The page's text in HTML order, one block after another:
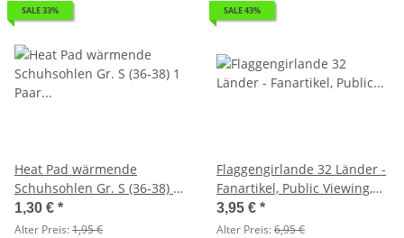
SALE 33%
Heat Pad wärmende
Schuhsohlen Gr. S (36-38) 1
Paar Fußwärmer
Einlegesohlen für warme
1,30 € *
Alter Preis:1,95 €
SALE 43%
Flaggengirlande 32 Länder -
Fanartikel, Public Viewing,
Girlande
3,95 € *
Alter Preis:6,95 €